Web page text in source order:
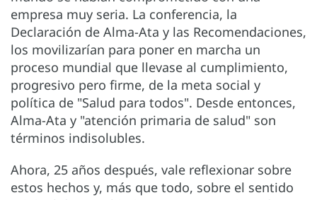
empresa muy seria. La conferencia, la
Declaración de Alma-Ata y las Recomendaciones,
los movilizarían para poner en marcha un
proceso mundial que llevase al cumplimiento,
progresivo pero firme, de la meta social y
política de "Salud para todos". Desde entonces,
Alma-Ata y "atención primaria de salud" son
términos indisolubles.
Ahora, 25 años después, vale reflexionar sobre
estos hechos y, más que todo, sobre el sentido